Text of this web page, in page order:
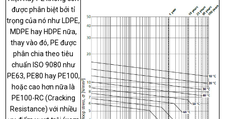
được phân biệt bởi tỉ
trọng của nó như LDPE,
MDPE hay HDPE nữa,
thay vào đó, PE được
phân chia theo tiêu
chuẩn ISO 9080 như
PE63, PE80 hay PE100,
hoặc cao hơn nữa là
PE100-RC (Cracking
Resistance) với nhiều